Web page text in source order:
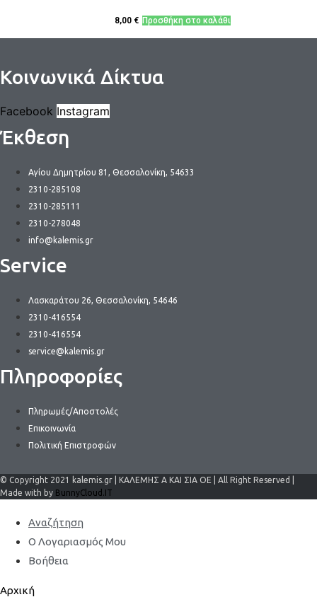
8,00 € Προσθήκη στο καλάθι
Κοινωνικά Δίκτυα
Facebook Instagram
Έκθεση
Αγίου Δημητρίου 81, Θεσσαλονίκη, 54633
2310-285108
2310-285111
2310-278048
info@kalemis.gr
Service
Λασκαράτου 26, Θεσσαλονίκη, 54646
2310-416554
2310-416554
service@kalemis.gr
Πληροφορίες
Πληρωμές/Αποστολές
Επικοινωνία
Πολιτική Επιστροφών
© Copyright 2021 kalemis.gr | ΚΑΛΕΜΗΣ Α ΚΑΙ ΣΙΑ ΟΕ | All Right Reserved |
Made with by BunnyCloud.IT
Αναζήτηση
Ο Λογαριασμός Μου
Βοήθεια
Αρχική